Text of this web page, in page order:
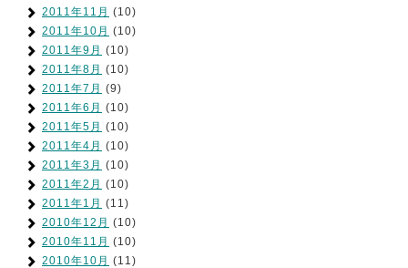
2011年11月 (10)
2011年10月 (10)
2011年9月 (10)
2011年8月 (10)
2011年7月 (9)
2011年6月 (10)
2011年5月 (10)
2011年4月 (10)
2011年3月 (10)
2011年2月 (10)
2011年1月 (11)
2010年12月 (10)
2010年11月 (10)
2010年10月 (11)